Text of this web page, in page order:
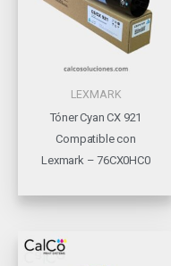
LEXMARK
Tóner Cyan CX 921
Compatible con
Lexmark – 76CX0HC0